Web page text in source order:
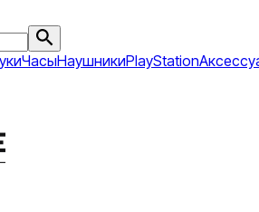
ЧасыНаушникиPlayStation